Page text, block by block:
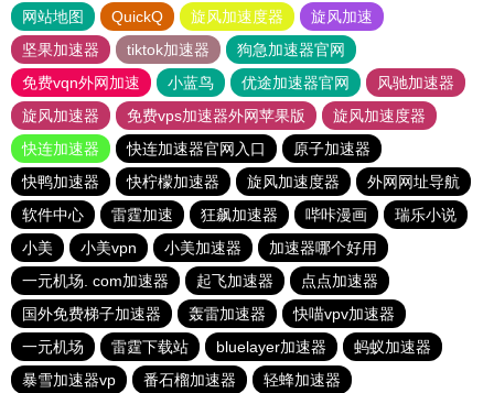
网站地图 QuickQ 旋风加速度器
旋风加速
坚果加速器
tiktok加速器
狗急加速器官网
免费vqn外网加速
小蓝鸟 优途加速器官网
风驰加速器
旋风加速器
免费vps加速器外网苹果版
旋风加速度器
快连加速器
快连加速器官网入口
原子加速器
快鸭加速器
快柠檬加速器 旋风加速度器
外网网址导航
软件中心
雷霆加速 狂飙加速器 哔咔漫画
瑞乐小说
小美
小美vpn 小美加速器
加速器哪个好用
一元机场. com加速器
起飞加速器
点点加速器
国外免费梯子加速器
轰雷加速器
快喵vpv加速器
一元机场
雷霆下载站 bluelayer加速器
蚂蚁加速器
暴雪加速器vp
番石榴加速器 轻蜂加速器